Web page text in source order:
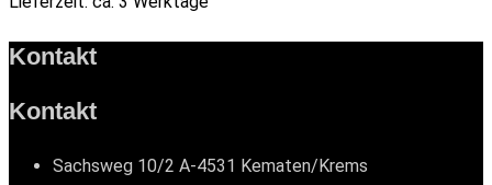
Kontakt
Kontakt
Sachsweg 10/2 A-4531 Kematen/Krems